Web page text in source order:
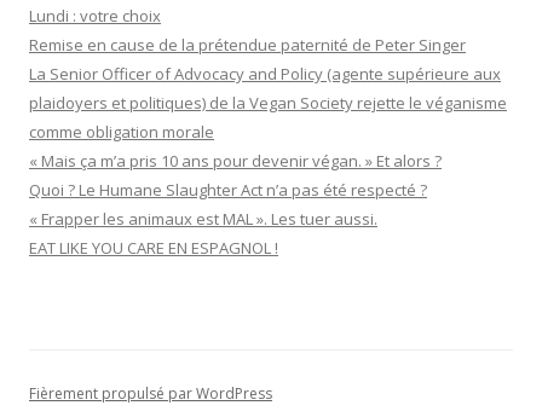
Lundi : votre choix
Remise en cause de la prétendue paternité de Peter Singer
La Senior Officer of Advocacy and Policy (agente supérieure aux
plaidoyers et politiques) de la Vegan Society rejette le véganisme
comme obligation morale
« Mais ça m’a pris 10 ans pour devenir végan. » Et alors ?
Quoi ? Le Humane Slaughter Act n’a pas été respecté ?
« Frapper les animaux est MAL ». Les tuer aussi.
EAT LIKE YOU CARE EN ESPAGNOL !
Fièrement propulsé par WordPress